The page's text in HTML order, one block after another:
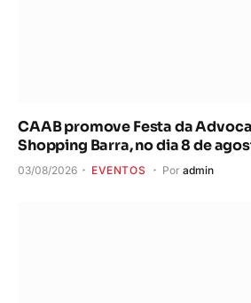
CAAB promove Festa da
Shopping Barra, no dia 8 de
03/08/2026 EVENTOS Por admin